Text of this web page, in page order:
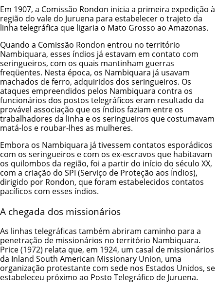
Em 1907, a Comissão Rondon inicia a primeira expedição à
região do vale do Juruena para estabelecer o trajeto da
linha telegráfica que ligaria o Mato Grosso ao Amazonas.
Quando a Comissão Rondon entrou no território
Nambiquara, esses índios já estavam em contato com
seringueiros, com os quais mantinham guerras
freqüentes. Nesta época, os Nambiquara já usavam
machados de ferro, adquiridos dos seringueiros. Os
ataques empreendidos pelos Nambiquara contra os
funcionários dos postos telegráficos eram resultado da
provável associação que os índios faziam entre os
trabalhadores da linha e os seringueiros que costumavam
matá-los e roubar-lhes as mulheres.
Embora os Nambiquara já tivessem contatos esporádicos
com os seringueiros e com os ex-escravos que habitavam
os quilombos da região, foi a partir do início do século XX,
com a criação do SPI (Serviço de Proteção aos Índios),
dirigido por Rondon, que foram estabelecidos contatos
pacíficos com esses índios.
A chegada dos missionários
As linhas telegráficas também abriram caminho para a
penetração de missionários no território Nambiquara.
Price (1972) relata que, em 1924, um casal de missionários
da Inland South American Missionary Union, uma
organização protestante com sede nos Estados Unidos, se
estabeleceu próximo ao Posto Telegráfico de Juruena.